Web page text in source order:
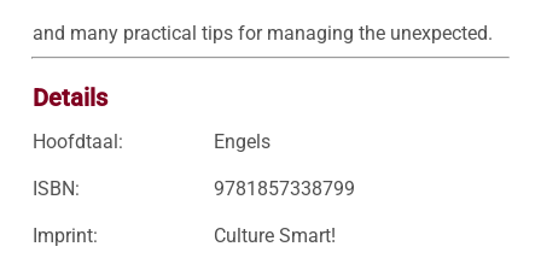
and many practical tips for managing the unexpected.
Details
Hoofdtaal: Engels
ISBN: 9781857338799
Imprint: Culture Smart!